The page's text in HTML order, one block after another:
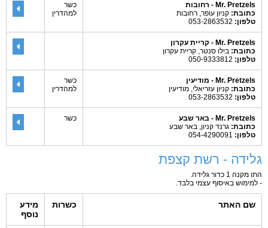
Mr. Pretzels - רחובות
כתובת: קניון עופר, רחובות
טלפון:
כשר
למהדרין
Mr. Pretzels - קריית עקרון
כתובת: בילו סנטר, קריית עקרון
טלפון:
Mr. Pretzels - מודיעין
כתובת: קניון עזריאלי, מודיעין
טלפון:
כשר
למהדרין
Mr. Pretzels - באר שבע
כתובת: גרנד קניון, באר שבע
טלפון:
כשר
גלידה - רשת קצפת
התו מקנה 1 כדור גלידה.
- למימוש באיסוף עצמי בלבד.
שם האתר כשרות
מידע
נוסף